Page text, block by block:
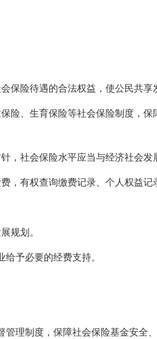
险待遇的合法权益，使公民共享
险、生育保险等社会保险制度，
，社会保险水平应当与经济社会发
有权查询缴费记录、个人权益记
规划。
予必要的经费支持。
理制度，保障社会保险基金安全、